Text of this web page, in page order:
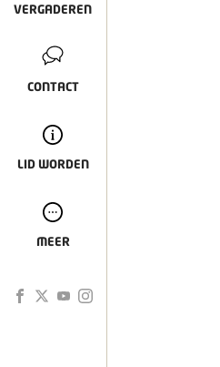
VERGADEREN
CONTACT
LID WORDEN
MEER